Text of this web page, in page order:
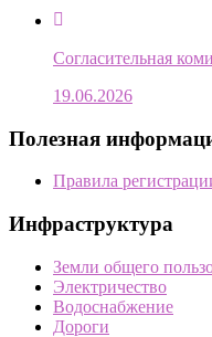
Согласительная
19.06.2026
Полезная
Правила
Инфраструктура
Земли общего
Электричество
Водоснабжение
Дороги